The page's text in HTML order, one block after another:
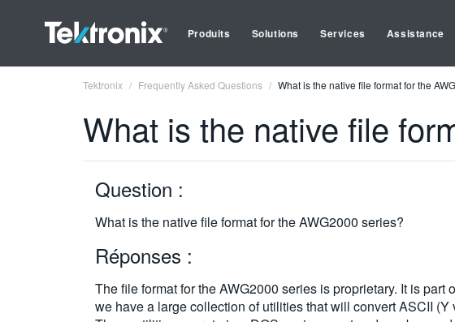
Produits Solutions Services Assistance
Tektronix Frequently Asked Questions What is the native file format for the
What is the native file
Question :
What is the native file format for the AWG2000 series?
Réponses :
The file format for the AWG2000 series is proprietary. It is
we have a large collection of utilities that will convert ASCII